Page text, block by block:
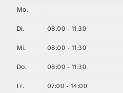
Mo.
Di.
08:00 - 11:30
Mi.
08:00 - 11:30
Do.
08:00 - 11:30
Fr.
07:00 - 14:00